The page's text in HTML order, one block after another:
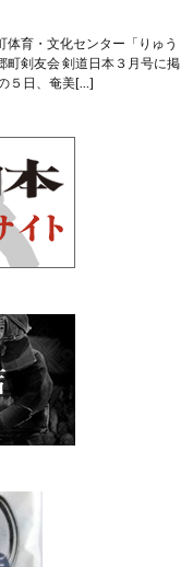
育・文化センター「りゅう
剣友会 剣道日本３月号に掲
５日、奄美[…]